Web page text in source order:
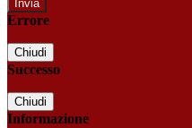
Errore
Chiudi
Successo
Chiudi
Informazione